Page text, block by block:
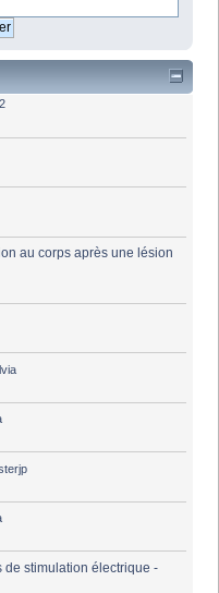
au corps après une lésion
de stimulation électrique -